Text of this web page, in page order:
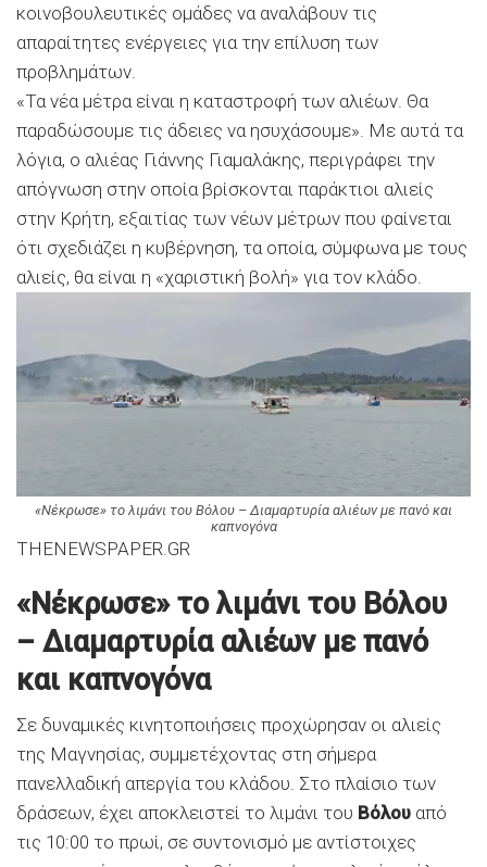
κοινοβουλευτικές ομάδες να αναλάβουν τις
απαραίτητες ενέργειες για την επίλυση των
προβλημάτων.
«Τα νέα μέτρα είναι η καταστροφή των αλιέων. Θα
παραδώσουμε τις άδειες να ησυχάσουμε». Με αυτά τα
λόγια, ο αλιέας Γιάννης Γιαμαλάκης, περιγράφει την
απόγνωση στην οποία βρίσκονται παράκτιοι αλιείς
στην Κρήτη, εξαιτίας των νέων μέτρων που φαίνεται
ότι σχεδιάζει η κυβέρνηση, τα οποία, σύμφωνα με τους
αλιείς, θα είναι η «χαριστική βολή» για τον κλάδο.
«Νέκρωσε» το λιμάνι του Βόλου – Διαμαρτυρία αλιέων με πανό και
καπνογόνα
THENEWSPAPER.GR
«Νέκρωσε» το λιμάνι του Βόλου
– Διαμαρτυρία αλιέων με πανό
και καπνογόνα
Σε δυναμικές κινητοποιήσεις προχώρησαν οι αλιείς
της Μαγνησίας, συμμετέχοντας στη σήμερα
πανελλαδική απεργία του κλάδου. Στο πλαίσιο των
δράσεων, έχει αποκλειστεί το λιμάνι του Βόλου από
τις 10:00 το πρωί, σε συντονισμό με αντίστοιχες